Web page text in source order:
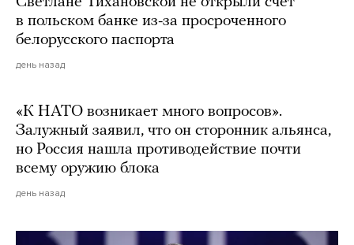
в польском банке из-за просроченного
белорусского паспорта
день назад
«К НАТО возникает много вопросов».
Залужный заявил, что он сторонник альянса,
но Россия нашла противодействие почти
всему оружию блока
день назад